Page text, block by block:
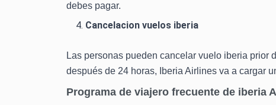
debes pagar.
Cancelacion vuelos iberia
Las personas pueden cancelar vuelo iberia prior
después de 24 horas, Iberia Airlines va a cargar
Programa de viajero frecuente de iberia